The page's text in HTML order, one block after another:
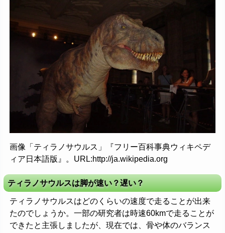
画像「ティラノサウルス」『フリー百科事典ウィキペデ
ィア日本語版』。URL:http://ja.wikipedia.org
ティラノサウルスは脚が速い？遅い？
ティラノサウルスはどのくらいの速度で走ることが出来
たのでしょうか。一部の研究者は時速60kmで走ることが
できたと主張しましたが、現在では、骨や体のバランス